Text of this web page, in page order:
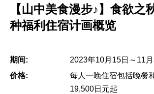
【山中美食漫步♪】食欲之
种福利住宿计画概览
期间:
2023年10月15日～11月
价格:
每人一晚住宿包括晚餐
19,500日元起